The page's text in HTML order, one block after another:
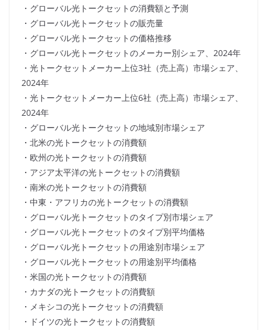
・グローバル光トークセットの消費額と予測
・グローバル光トークセットの販売量
・グローバル光トークセットの価格推移
・グローバル光トークセットのメーカー別シェア、2024年
・光トークセットメーカー上位3社（売上高）市場シェア、
2024年
・光トークセットメーカー上位6社（売上高）市場シェア、
2024年
・グローバル光トークセットの地域別市場シェア
・北米の光トークセットの消費額
・欧州の光トークセットの消費額
・アジア太平洋の光トークセットの消費額
・南米の光トークセットの消費額
・中東・アフリカの光トークセットの消費額
・グローバル光トークセットのタイプ別市場シェア
・グローバル光トークセットのタイプ別平均価格
・グローバル光トークセットの用途別市場シェア
・グローバル光トークセットの用途別平均価格
・米国の光トークセットの消費額
・カナダの光トークセットの消費額
・メキシコの光トークセットの消費額
・ドイツの光トークセットの消費額